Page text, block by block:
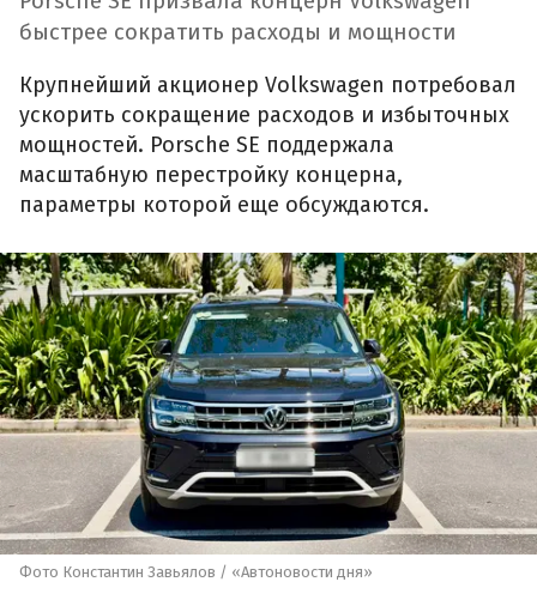
быстрее сократить расходы и мощности
Крупнейший акционер Volkswagen потребовал
ускорить сокращение расходов и избыточных
мощностей. Porsche SE поддержала
масштабную перестройку концерна,
параметры которой еще обсуждаются.
Фото Константин Завьялов / «Автоновости дня»